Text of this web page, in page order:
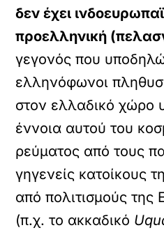
δεν έχει
προελληνική
γεγονός που
ελληνόφωνοι
στον ελλαδικό χώρο
έννοια αυτού του
ρεύματος από τους
γηγενείς κατοίκους
από πολιτισμούς της
(π.χ. το ακκαδικό